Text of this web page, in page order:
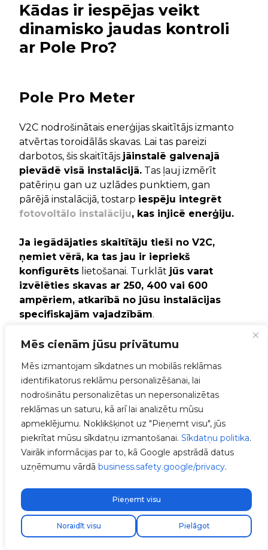
Mēs cienām jūsu privātumu
Mēs izmantojam sīkdatnes un mobilās reklāmas
identifikatorus reklāmu personalizēšanai, lai
nodrošinātu personalizētas un nepersonalizētas
reklāmas un saturu, kā arī lai analizētu mūsu
apmeklējumu. Noklikšķinot uz "Pieņemt visu", jūs
piekrītat mūsu sīkdatņu izmantošanai. Sīkdatņu politika.
Vairāk informācijas par to, kā Google apstrādā datus
uzņēmumu vārdā business.safety.google/privacy.
Pielāgot
Noraidīt visu
Pieņemt visu
Kādas ir iespējas veikt
dinamisko jaudas kontroli
ar Pole Pro?
Pole Pro Meter
V2C nodrošinātais enerģijas skaitītājs izmanto
atvērtas toroidālās skavas. Lai tas pareizi
darbotos, šis skaitītājs jāinstalē galvenajā
pievādē visā instalācijā. Tas ļauj izmērīt
patēriņu gan uz uzlādes punktiem, gan
pārējā instalācijā, tostarp iespēju integrēt
fotovoltālo instalāciju, kas injicē enerģiju.
Ja iegādājaties skaitītāju tieši no V2C,
ņemiet vērā, ka tas jau ir iepriekš
konfigurēts lietošanai. Turklāt jūs varat
izvēlēties skavas ar 250, 400 vai 600
ampēriem, atkarībā no jūsu instalācijas
specifiskajām vajadzībām.
Atrodi savu uzstādītāju